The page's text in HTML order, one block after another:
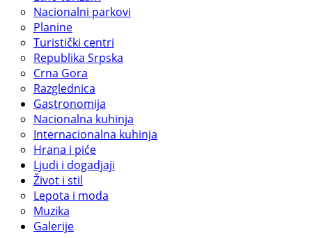
Nacionalni parkovi
Planine
Turistički centri
Republika Srpska
Crna Gora
Razglednica
Gastronomija
Nacionalna kuhinja
Internacionalna kuhinja
Hrana i piće
Ljudi i dogadjaji
Život i stil
Lepota i moda
Muzika
Galerije